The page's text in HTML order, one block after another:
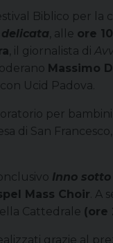
Biblico per la
, alle ore 10
, il giornalista di
Massimo
Ucid Padova.
per bambini
di San
Inno
Mass Choir . A
Cattedrale (ore
grazie al